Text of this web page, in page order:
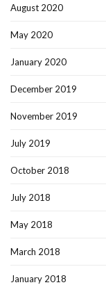
August 2020
May 2020
January 2020
December 2019
November 2019
July 2019
October 2018
July 2018
May 2018
March 2018
January 2018